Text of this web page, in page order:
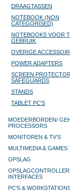
DRAAGTASSEN
NOTEBOOK (NON
CATEGORISED)
NOTEBOOKS VOOR
GEBRUIK
OVERIGE
POWER ADAPTERS
SCREEN
SAFEGUARDS
STANDS
TABLET PC'S
MOEDERBORDEN/
PROCESSORS
MONITOREN & TV’S
MULTIMEDIA & GAMES
OPSLAG
INTERFACES
PC'S &